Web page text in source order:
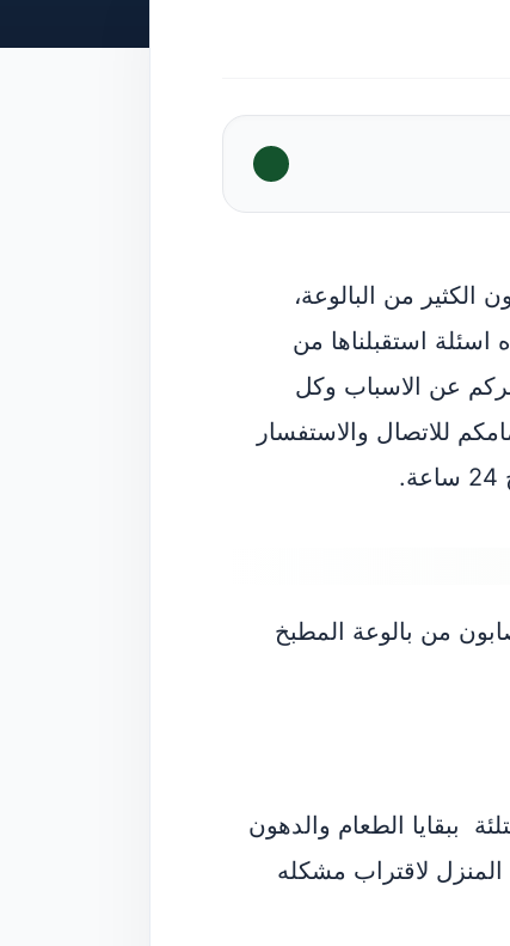
من البالوعة،
اسئلة استقبلناها من
عن الاسباب وكل
للاتصال والاستفسار
من بالوعة المطبخ
ببقايا الطعام والدهون
لاقتراب مشكله